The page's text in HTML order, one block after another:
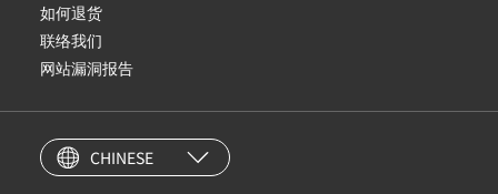
如何退货
联络我们
网站漏洞报告
CHINESE